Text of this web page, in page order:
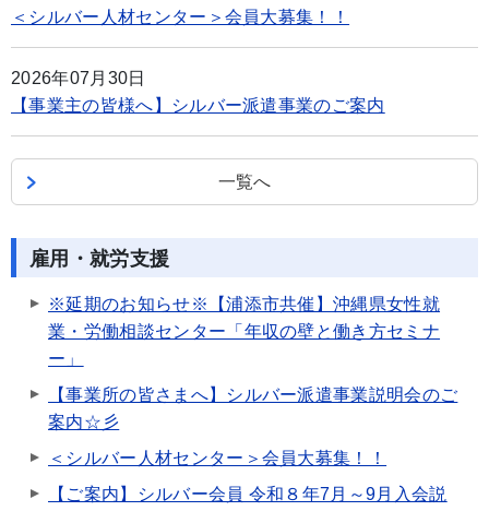
＜シルバー人材センター＞会員大募集！！
2026年07月30日
【事業主の皆様へ】シルバー派遣事業のご案内
一覧へ
雇用・就労支援
※延期のお知らせ※【浦添市共催】沖縄県女性就
業・労働相談センター「年収の壁と働き方セミナ
ー」
【事業所の皆さまへ】シルバー派遣事業説明会のご
案内☆彡
＜シルバー人材センター＞会員大募集！！
【ご案内】シルバー会員 令和８年7月～9月入会説